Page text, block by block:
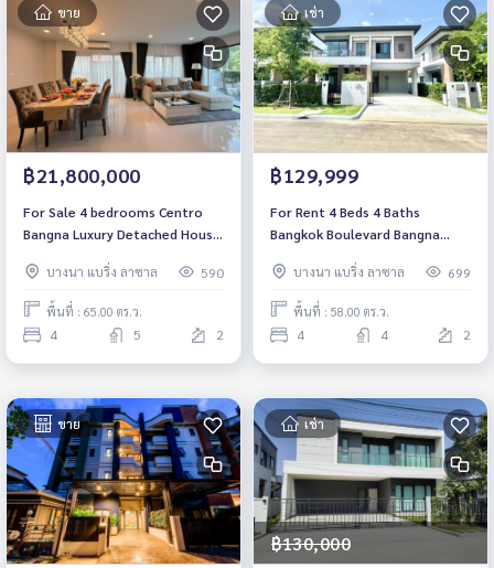
ขาย
฿21,800,000
For Sale 4 bedrooms Centro
Bangna Luxury Detached House
Fully furnished Ready to move
in
บางนา แบริ่ง ลาซาล 590
พื้นที่ : 65.00 ตร.ว.
4 5 2
เช่า
฿129,999
For Rent 4 Beds 4 Baths
Bangkok Boulevard Bangna
House Near BTS Udomsuk Fully
furnished Ready to move in
บางนา แบริ่ง ลาซาล 699
พื้นที่ : 58.00 ตร.ว.
4 4 2
ขาย เช่า
฿130,000